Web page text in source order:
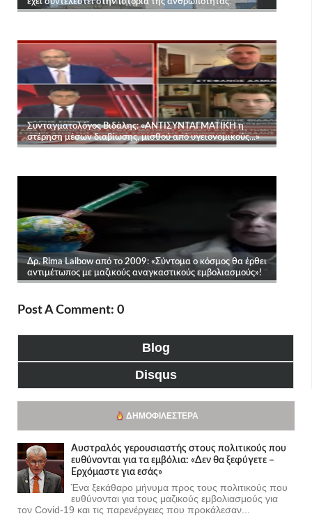
Post A Comment: 0
Blog
Disqus
ΔΗΜΟΦΙΛΈΣΤΕΡΑ
Αυστραλός γερουσιαστής στους πολιτικούς που
ευθύνονται για τα εμβόλια: «Δεν θα ξεφύγετε –
Ερχόμαστε για εσάς»
Ένα ξεκάθαρο μήνυμα προς τους πολιτικούς που
ευθύνονται για τους μαζικούς εμβολιασμούς για
τον Covid-19 και τις παρενέργειες που προκάλεσαν...